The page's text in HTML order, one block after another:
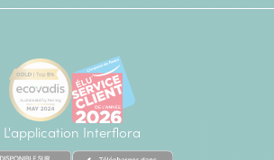
L'application Interflora